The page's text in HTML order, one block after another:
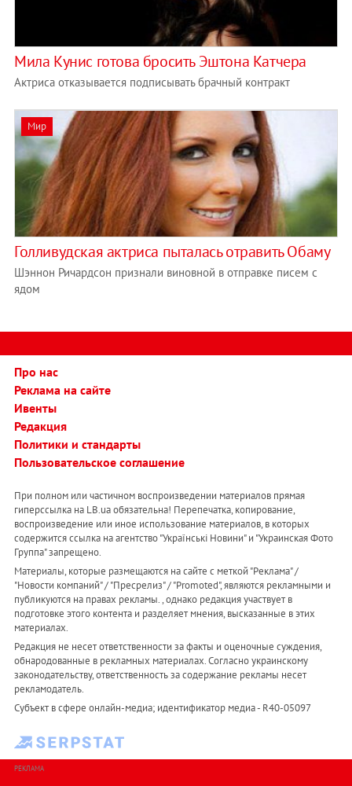
Мила Кунис готова бросить Эштона Катчера
Актриса отказывается подписывать брачный контракт
Мир
Голливудская актриса пыталась отравить Обаму
Шэннон Ричардсон признали виновной в отправке писем с
ядом
Про нас
Реклама на сайте
Ивенты
Редакция
Политики и стандарты
Пользовательское соглашение
При полном или частичном воспроизведении материалов прямая
гиперссылка на LB.ua обязательна! Перепечатка, копирование,
воспроизведение или иное использование материалов, в которых
содержится ссылка на агентство "Українськi Новини" и "Украинская Фото
Группа" запрещено.
Материалы, которые размещаются на сайте с меткой "Реклама" /
"Новости компаний" / "Пресрелиз" / "Promoted", являются рекламными и
публикуются на правах рекламы. , однако редакция участвует в
подготовке этого контента и разделяет мнения, высказанные в этих
материалах.
Редакция не несет ответственности за факты и оценочные суждения,
обнародованные в рекламных материалах. Согласно украинскому
законодательству, ответственность за содержание рекламы несет
рекламодатель.
Субъект в сфере онлайн-медиа; идентификатор медиа - R40-05097
РЕКЛАМА